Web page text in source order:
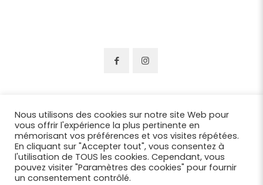
Nous utilisons des cookies sur notre site Web pour
vous offrir l'expérience la plus pertinente en
mémorisant vos préférences et vos visites répétées.
En cliquant sur "Accepter tout", vous consentez à
l'utilisation de TOUS les cookies. Cependant, vous
pouvez visiter "Paramètres des cookies" pour fournir
un consentement contrôlé.